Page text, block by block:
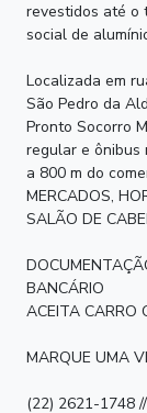
revestidos até o
social de
Localizada em
São Pedro da
Pronto Socorro
regular e ônibus
a 800 m do
MERCADOS,
SALÃO DE
BANCÁRIO
ACEITA CARRO
MARQUE UMA
(22) 2621-1748